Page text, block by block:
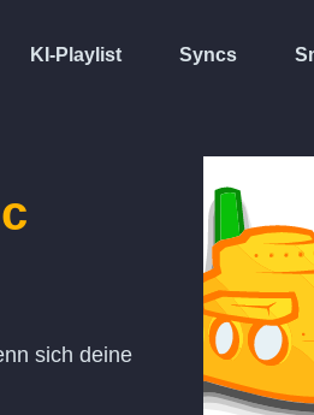
KI-Playlist Syncs
sich deine